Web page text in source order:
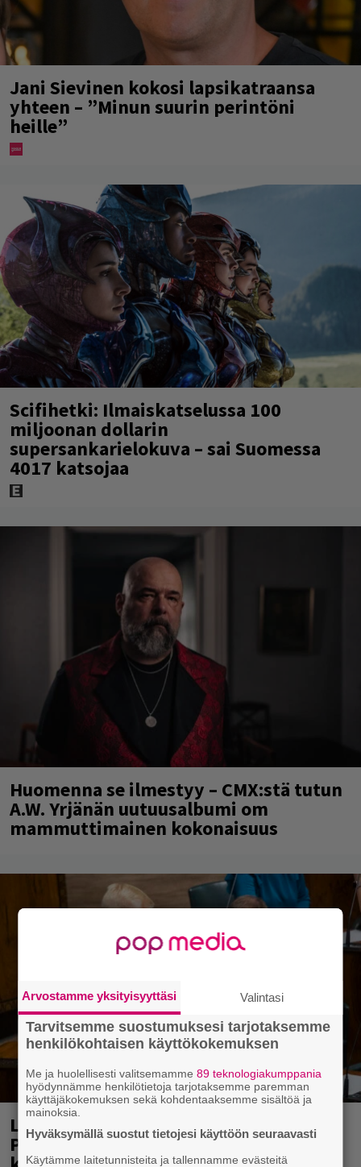
Jani Sievinen kokosi lapsikatraansa
yhteen – ”Minun suurin perintöni
heille”
Scifihetki: Ilmaiskatselussa 100
miljoonan dollarin
supersankarielokuva – sai Suomessa
4017 katsojaa
Huomenna se ilmestyy – CMX:stä tutun
A.W. Yrjänän uutuusalbumi om
mammuttimainen kokonaisuus
Laittomasta graffitista kiinni jäänyt
Paavo Arhinmäki jälleen spraypullo
Arvostamme yksityisyyttäsi Valintasi
Tarvitsemme suostumuksesi tarjotaksemme
henkilökohtaisen käyttökokemuksen
Me ja huolellisesti valitsemamme89 teknologiakumppania
hyödynnämme henkilötietoja tarjotaksemme paremman
käyttäjäkokemuksen sekä kohdentaaksemme sisältöä ja
mainoksia.
Hyväksymällä suostut tietojesi käyttöön seuraavasti
Käytämme laitetunnisteita ja tallennamme evästeitä